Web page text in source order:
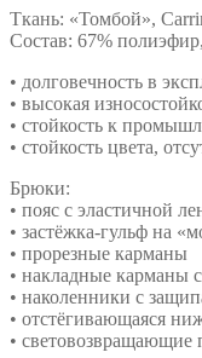
Ткань: «Томбой»,
Состав: 67%
• долговечность в
• высокая
• стойкость к
• стойкость цвета,
Брюки:
• пояс с эластичной
• застёжка-гульф на
• прорезные карманы
• накладные карманы
• наколенники с
• отстёгивающаяся
•